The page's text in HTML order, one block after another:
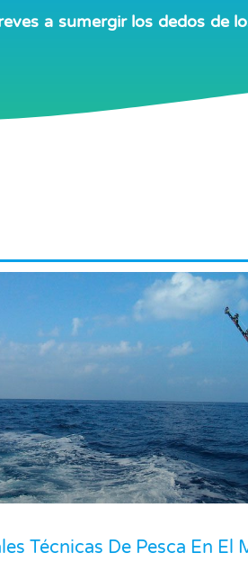
a sumergir los dedos de
Técnicas De Pesca En El